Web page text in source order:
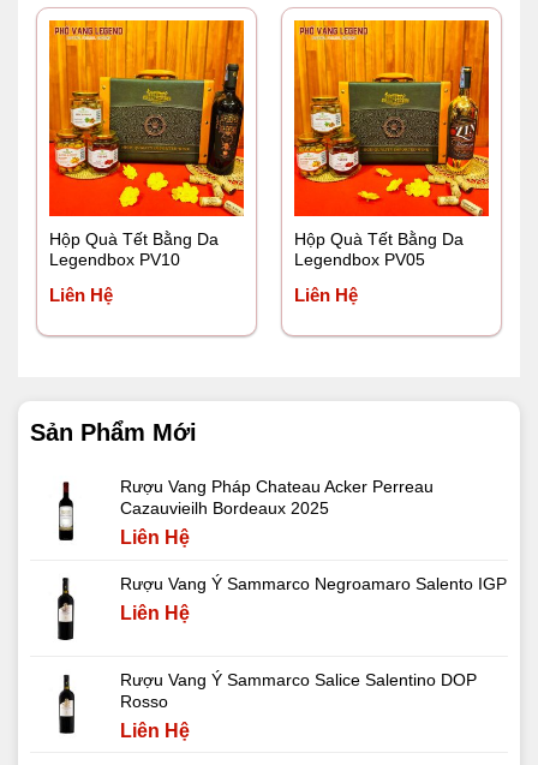
Sản Phẩm Mới
Rượu Vang Pháp Chateau Acker Perreau
Cazauvieilh Bordeaux 2025
Liên Hệ
Rượu Vang Ý Sammarco Negroamaro Salento IGP
Liên Hệ
Rượu Vang Ý Sammarco Salice Salentino DOP
Rosso
Liên Hệ
Hộp Quà Tết Bằng Da
Legendbox PV10
Liên Hệ
Hộp Quà Tết Bằng Da
Legendbox PV05
Liên Hệ